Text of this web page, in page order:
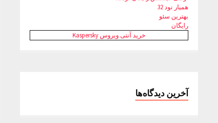
همیار نود 32
بهترین سئو
رایگان
خرید آنتی ویروس Kaspersky
آخرین دیدگاه‌ها